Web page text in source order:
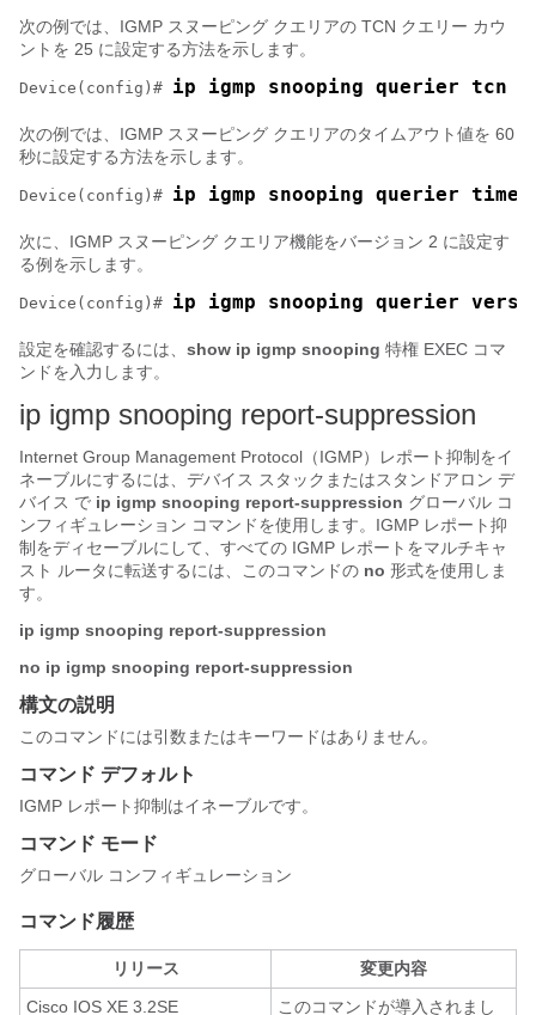
次の例では、IGMP スヌーピング クエリアの TCN クエリー カウ
ントを 25 に設定する方法を示します。
Device (config)# ip igmp snooping querier tcn
次の例では、IGMP スヌーピング クエリアのタイムアウト値を 60
秒に設定する方法を示します。
Device (config)# ip igmp snooping querier
次に、IGMP スヌーピング クエリア機能をバージョン 2 に設定す
る例を示します。
Device (config)# ip igmp snooping querier
設定を確認するには、 show ip igmp snooping 特権 EXEC コマ
ンドを入力します。
ip igmp snooping report-suppression
Internet Group Management Protocol（IGMP）レポート抑制をイ
ネーブルにするには、 デバイス スタックまたはスタンドアロン デ
バイス で ip igmp snooping report-suppression グローバル コ
ンフィギュレーション コマンドを使用します。IGMP レポート抑
制をディセーブルにして、すべての IGMP レポートをマルチキャ
スト ルータに転送するには、このコマンドの no 形式を使用しま
す。
ip igmp snooping report-suppression
no ip igmp snooping report-suppression
構文の説明
このコマンドには引数またはキーワードはありません。
コマンド デフォルト
IGMP レポート抑制はイネーブルです。
コマンド モード
グローバル コンフィギュレーション
コマンド履歴
リリース
変更内容
Cisco IOS XE 3.2SE
このコマンドが導入されまし